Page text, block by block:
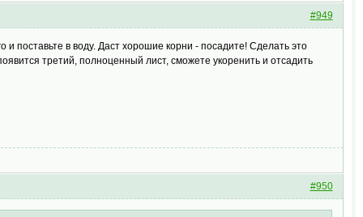
#949
поставьте в воду. Даст хорошие корни - посадите! Сделать это
третий, полноценный лист, сможете укоренить и отсадить
#950